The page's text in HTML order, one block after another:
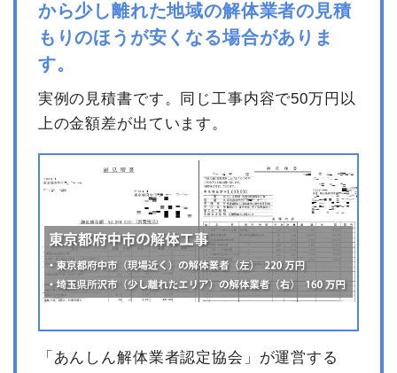
から少し離れた地域の解体業者の見積
もりのほうが安くなる場合がありま
す。
実例の見積書です。同じ工事内容で50万円以
上の金額差が出ています。
「あんしん解体業者認定協会」が運営する